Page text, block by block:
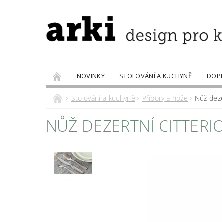
NOVINKY STOLOVÁNÍ A KUCHYNĚ
PRODÁVANÉ ZNAČKY
DOBROTY
Stolování a kuchyně Příbory a nože Nůž
NŮŽ DEZERTNÍ